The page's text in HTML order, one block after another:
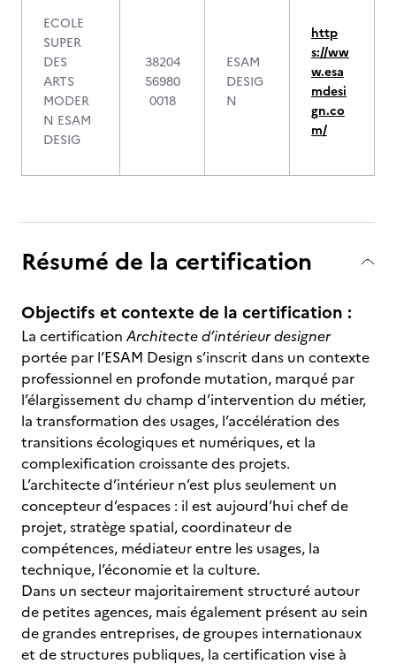
ECOLE
SUPER
DES
ARTS
MODER
N ESAM
DESIG
38204
56980
0018
ESAM
DESIG
N
http
s://ww
w.esa
mdesi
gn.co
m/
Résumé de la certification
Objectifs et contexte de la certification :
La certification Architecte d’intérieur designer
portée par l’ESAM Design s’inscrit dans un contexte
professionnel en profonde mutation, marqué par
l’élargissement du champ d’intervention du métier,
la transformation des usages, l’accélération des
transitions écologiques et numériques, et la
complexification croissante des projets.
L’architecte d’intérieur n’est plus seulement un
concepteur d’espaces : il est aujourd’hui chef de
projet, stratège spatial, coordinateur de
compétences, médiateur entre les usages, la
technique, l’économie et la culture.
Dans un secteur majoritairement structuré autour
de petites agences, mais également présent au sein
de grandes entreprises, de groupes internationaux
et de structures publiques, la certification vise à